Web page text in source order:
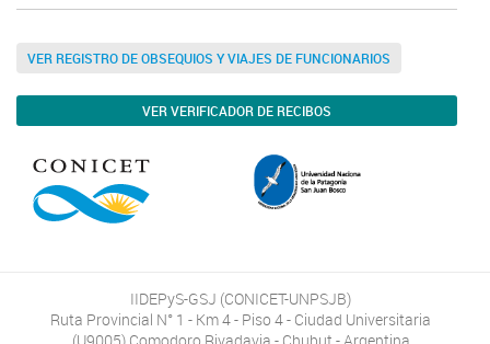
VER REGISTRO DE OBSEQUIOS Y VIAJES DE FUNCIONARIOS
VER VERIFICADOR DE RECIBOS
IIDEPyS-GSJ (CONICET-UNPSJB)
Ruta Provincial N° 1 - Km 4 - Piso 4 - Ciudad Universitaria